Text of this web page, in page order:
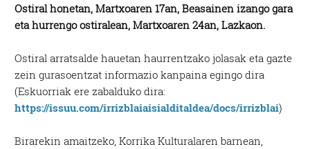
Ostiral honetan, Martxoaren 17an, Beasainen izango gara
eta hurrengo ostiralean, Martxoaren 24an, Lazkaon.
Ostiral arratsalde hauetan haurrentzako jolasak eta gazte
zein gurasoentzat informazio kanpaina egingo dira
(Eskuorriak ere zabalduko dira:
https://issuu.com/irrizblaiaisialditaldea/docs/irrizblai)
Birarekin amaitzeko, Korrika Kulturalaren barnean,